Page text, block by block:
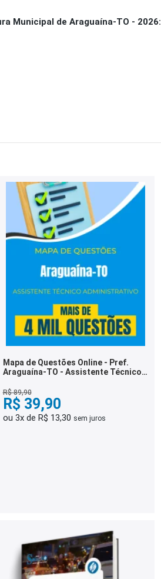
Municipal de Araguaína-TO - 2026:
Mapa de Questões Online - Pref.
Araguaína-TO - Assistente Técnico
R$ 89,90
R$ 39,90
ou 3x de R$ 13,30 sem juros